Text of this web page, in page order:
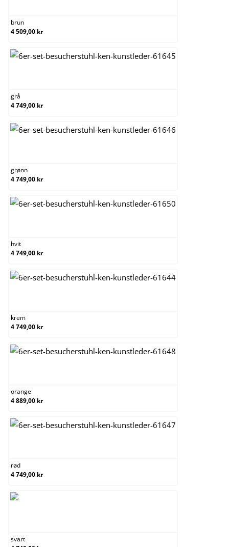
brun
4 509,00 kr
grå
4 749,00 kr
grønn
4 749,00 kr
hvit
4 749,00 kr
krem
4 749,00 kr
orange
4 889,00 kr
rød
4 749,00 kr
svart